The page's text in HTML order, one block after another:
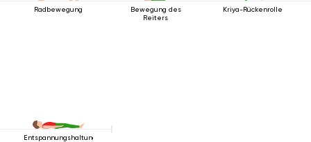
Radbewegung
Bewegung des
Reiters
Kriya-Rückenrolle
Entspannungshaltung